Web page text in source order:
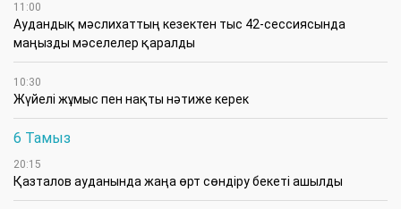
11:00
Аудандық мәслихаттың кезектен тыс 42-сессиясында
маңызды мәселелер қаралды
10:30
Жүйелі жұмыс пен нақты нәтиже керек
6 Тамыз
20:15
Қазталов ауданында жаңа өрт сөндіру бекеті ашылды